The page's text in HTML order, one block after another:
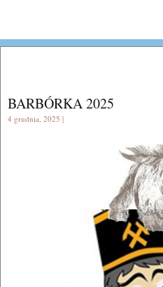
BARBÓRKA 2025
4 grudnia, 2025 |